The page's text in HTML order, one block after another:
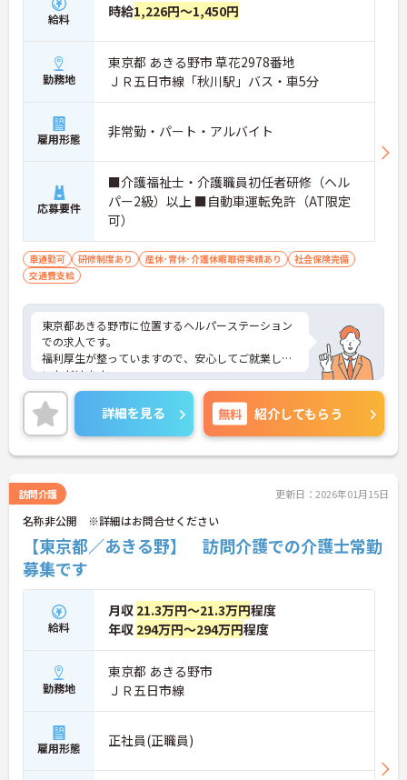
給料 時給1,226円～1,450円
勤務地
東京都 あきる野市 草花2978番地
ＪＲ五日市線「秋川駅」バス・車5分
雇用形態 非常勤・パート・アルバイト
応募要件
■介護福祉士・介護職員初任者研修（ヘル
パー2級）以上 ■自動車運転免許（AT限定
可）
車通勤可 研修制度あり 産休･育休･介護休暇取得実績あり
社会保険完備
交通費支給
東京都あきる野市に位置するヘルパーステーション
での求人です。
福利厚生が整っていますので、安心してご就業して
いただけます。
ご興味のある方は、お気軽にお問い合わせくださ
い。
詳細を見る 無料 紹介してもらう
訪問介護 更新日：2026年01月15日
名称非公開 ※詳細はお問合せください
【東京都／あきる野】 訪問介護での介護士常勤
募集です
給料
月収 21.3万円～21.3万円程度
年収 294万円～294万円程度
勤務地
東京都 あきる野市
ＪＲ五日市線
雇用形態 正社員(正職員)